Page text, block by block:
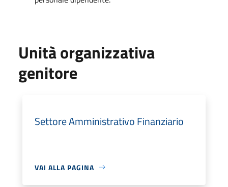
Unità organizzativa
genitore
Settore Amministrativo Finanziario
VAI ALLA PAGINA